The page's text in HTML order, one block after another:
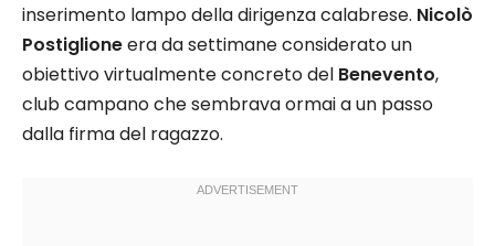
inserimento lampo della dirigenza calabrese. Nicolò
Postiglioneera da settimane considerato un
obiettivo virtualmente concreto del Benevento,
club campano che sembrava ormai a un passo
dalla firma del ragazzo.